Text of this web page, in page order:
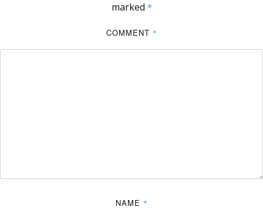
marked *
COMMENT *
NAME *